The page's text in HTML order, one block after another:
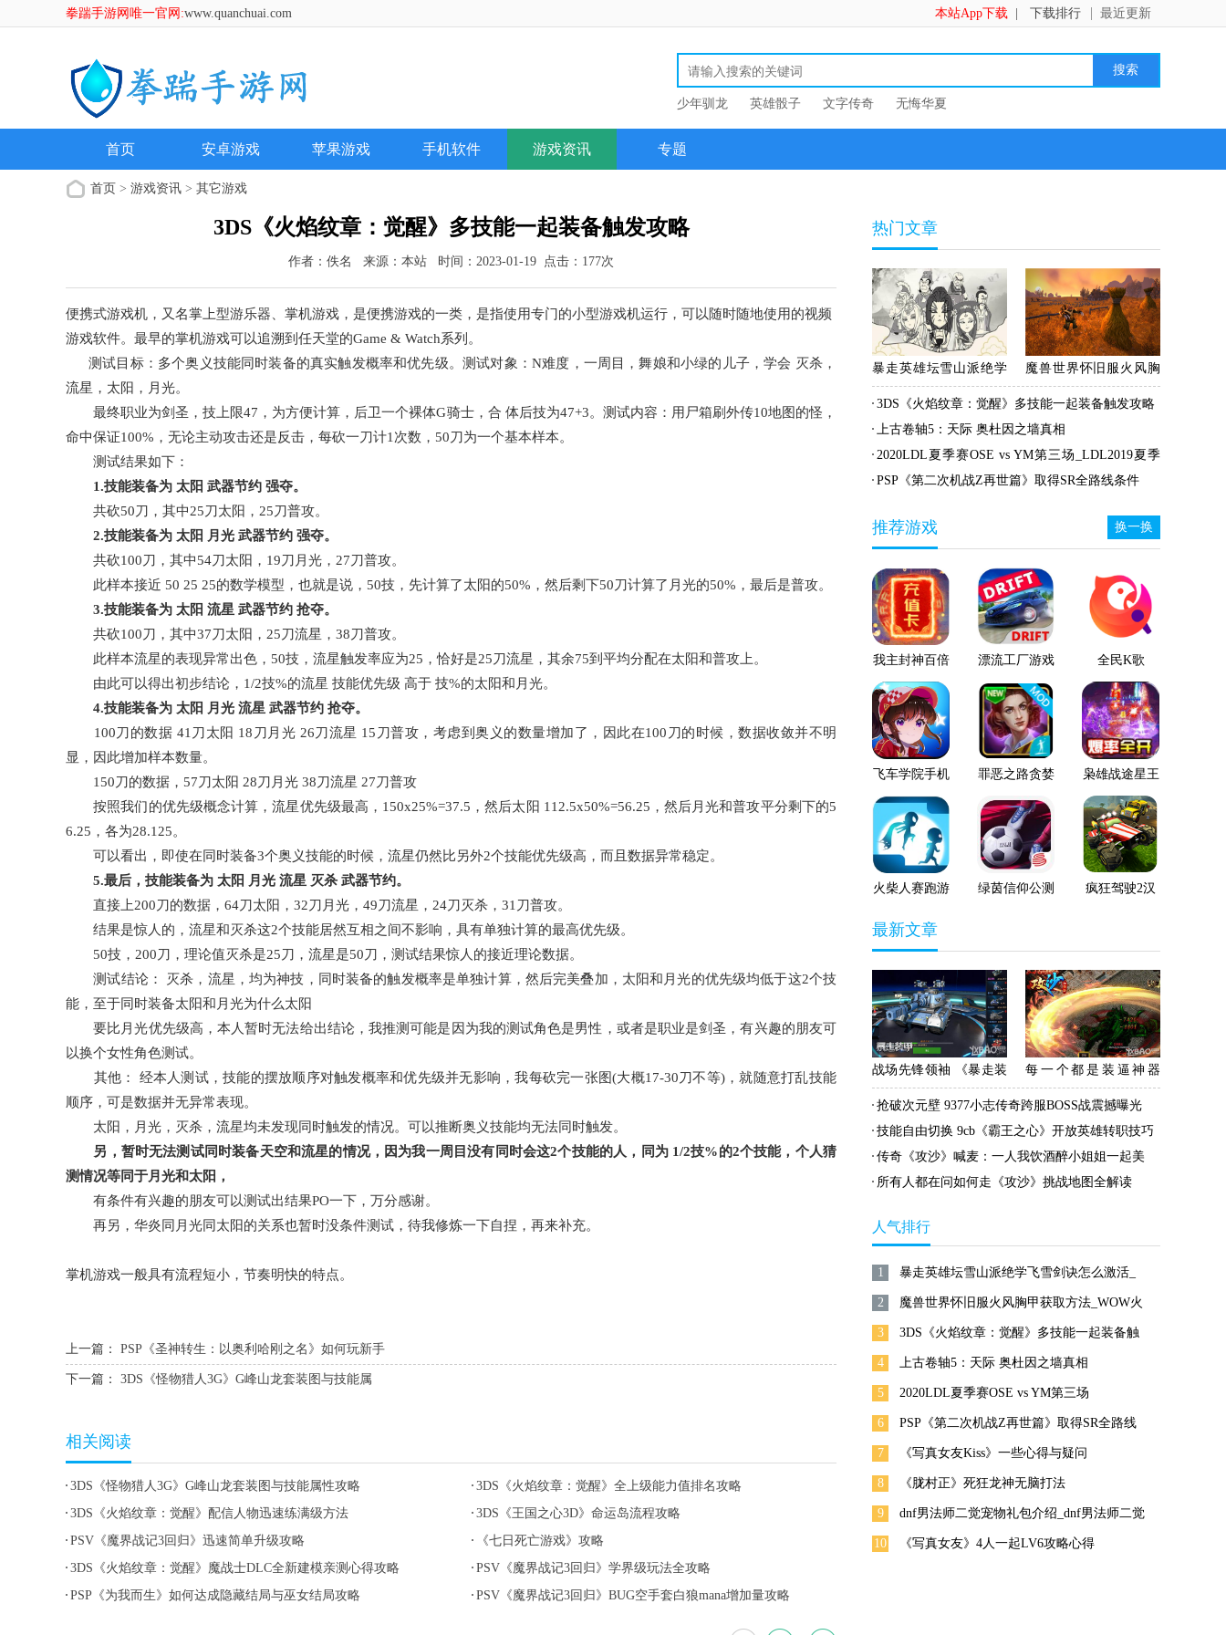
拳踹手游网唯一官网:www.quanchuai.com 最近更新
下载排行
本站App下载
少年驯龙 英雄骰子 文字传奇 无悔华夏
首页 安卓游戏 苹果游戏 手机软件 游戏资讯 专题
首页 > 游戏资讯 > 其它游戏
3DS《火焰纹章：觉醒》多技能一起装备触发攻略
作者：佚名 来源：本站 时间：2023-01-19 点击： 177次
便携式游戏机，又名掌上型游乐器、掌机游戏，是便携游戏的一类，是指使用专门的小型游戏机运行，可以随时随地使用的视频
游戏软件。最早的掌机游戏可以追溯到任天堂的Game & Watch系列。
测试目标：多个奥义技能同时装备的真实触发概率和优先级。测试对象：N难度，一周目，舞娘和小绿的儿子，学会 灭杀，
流星，太阳，月光。
最终职业为剑圣，技上限47，为方便计算，后卫一个裸体G骑士，合 体后技为47+3。测试内容：用尸箱刷外传10地图的怪，
命中保证100%，无论主动攻击还是反击，每砍一刀计1次数，50刀为一个基本样本。
测试结果如下：
1.技能装备为 太阳 武器节约 强夺。
共砍50刀，其中25刀太阳，25刀普攻。
2.技能装备为 太阳 月光 武器节约 强夺。
共砍100刀，其中54刀太阳，19刀月光，27刀普攻。
此样本接近 50 25 25的数学模型，也就是说，50技，先计算了太阳的50%，然后剩下50刀计算了月光的50%，最后是普攻。
3.技能装备为 太阳 流星 武器节约 抢夺。
共砍100刀，其中37刀太阳，25刀流星，38刀普攻。
此样本流星的表现异常出色，50技，流星触发率应为25，恰好是25刀流星，其余75到平均分配在太阳和普攻上。
由此可以得出初步结论，1/2技%的流星 技能优先级 高于 技%的太阳和月光。
4.技能装备为 太阳 月光 流星 武器节约 抢夺。
100刀的数据 41刀太阳 18刀月光 26刀流星 15刀普攻，考虑到奥义的数量增加了，因此在100刀的时候，数据收敛并不明
显，因此增加样本数量。
150刀的数据，57刀太阳 28刀月光 38刀流星 27刀普攻
按照我们的优先级概念计算，流星优先级最高，150x25%=37.5，然后太阳 112.5x50%=56.25，然后月光和普攻平分剩下的5
6.25，各为28.125。
可以看出，即使在同时装备3个奥义技能的时候，流星仍然比另外2个技能优先级高，而且数据异常稳定。
5.最后，技能装备为 太阳 月光 流星 灭杀 武器节约。
直接上200刀的数据，64刀太阳，32刀月光，49刀流星，24刀灭杀，31刀普攻。
结果是惊人的，流星和灭杀这2个技能居然互相之间不影响，具有单独计算的最高优先级。
50技，200刀，理论值灭杀是25刀，流星是50刀，测试结果惊人的接近理论数据。
测试结论： 灭杀，流星，均为神技，同时装备的触发概率是单独计算，然后完美叠加，太阳和月光的优先级均低于这2个技
能，至于同时装备太阳和月光为什么太阳
要比月光优先级高，本人暂时无法给出结论，我推测可能是因为我的测试角色是男性，或者是职业是剑圣，有兴趣的朋友可
以换个女性角色测试。
其他： 经本人测试，技能的摆放顺序对触发概率和优先级并无影响，我每砍完一张图(大概17-30刀不等)，就随意打乱技能
顺序，可是数据并无异常表现。
太阳，月光，灭杀，流星均未发现同时触发的情况。可以推断奥义技能均无法同时触发。
另，暂时无法测试同时装备天空和流星的情况，因为我一周目没有同时会这2个技能的人，同为 1/2技%的2个技能，个人猜
测情况等同于月光和太阳，
有条件有兴趣的朋友可以测试出结果PO一下，万分感谢。
再另，华炎同月光同太阳的关系也暂时没条件测试，待我修炼一下自捏，再来补充。
掌机游戏一般具有流程短小，节奏明快的特点。
上一篇： PSP《圣神转生：以奥利哈刚之名》如何玩新手
下一篇： 3DS《怪物猎人3G》G峰山龙套装图与技能属
相关阅读
3DS《怪物猎人3G》G峰山龙套装图与技能属性攻略
3DS《火焰纹章：觉醒》全上级能力值排名攻略
3DS《火焰纹章：觉醒》配信人物迅速练满级方法
3DS《王国之心3D》命运岛流程攻略
PSV《魔界战记3回归》迅速简单升级攻略
《七日死亡游戏》攻略
3DS《火焰纹章：觉醒》魔战士DLC全新建模亲测心得攻略
PSV《魔界战记3回归》学界级玩法全攻略
PSP《为我而生》如何达成隐藏结局与巫女结局攻略
PSV《魔界战记3回归》BUG空手套白狼mana增加量攻略
热门文章
暴走英雄坛雪山派绝学
飞雪剑诀怎么激活_暴走
英雄坛雪山派绝学飞雪
剑诀获取攻略
魔兽世界怀旧服火风胸
甲获取方法_WOW火风
胸甲介绍
3DS《火焰纹章：觉醒》多技能一起装备触发攻略
上古卷轴5：天际 奥杜因之墙真相
2020LDL夏季赛OSE vs YM第三场_LDL2019夏季
赛OSE vs YM第三场比赛视频
PSP《第二次机战Z再世篇》取得SR全路线条件
推荐游戏 换一换
我主封神百倍
返利版-我主
封神100倍返
利版免费下载
v1.0返利版
漂流工厂游戏
破解版-漂流
工厂无限金币
免费下载
v3.2.25
全民K歌
7.24.38版本-
全民K歌
7.24.38免费下
载
飞车学院手机
游戏-飞车学
院手机版免费
下载v0.91.14
正版
罪恶之路贪婪
破解版-罪恶
之路贪婪无限
提示版免费下
载v1.9.5
枭雄战途星王
合击送真充
版-枭雄战途
星王合击领充
值卡版免费下
载v1.0.2
火柴人赛跑游
跑小游戏免费
下载v1.0.0安
绿茵信仰公测
v1.0.1
疯狂驾驶2汉
下载v3.70最
新版
最新文章
战场先锋领袖 《暴走装
甲》超级黑熊核心解密
每一个都是装逼神器
《攻沙》称号知多少
抢破次元壁 9377小志传奇跨服BOSS战震撼曝光
技能自由切换 9cb《霸王之心》开放英雄转职技巧
传奇《攻沙》喊麦：一人我饮酒醉小姐姐一起美
所有人都在问如何走《攻沙》挑战地图全解读
人气排行
1 暴走英雄坛雪山派绝学飞雪剑诀怎么激活_
暴走英雄坛雪山派绝学飞雪剑诀获取攻略
2 魔兽世界怀旧服火风胸甲获取方法_WOW火
风胸甲介绍
3 3DS《火焰纹章：觉醒》多技能一起装备触
发攻略
4 上古卷轴5：天际 奥杜因之墙真相
5 2020LDL夏季赛OSE vs YM第三场
_LDL2019夏季赛OSE vs YM第三场比赛视
频
6 PSP《第二次机战Z再世篇》取得SR全路线
条件
7 《写真女友Kiss》一些心得与疑问
8 《胧村正》死狂龙神无脑打法
9 dnf男法师二觉宠物礼包介绍_dnf男法师二觉
宠物怎么样
10 《写真女友》4人一起LV6攻略心得